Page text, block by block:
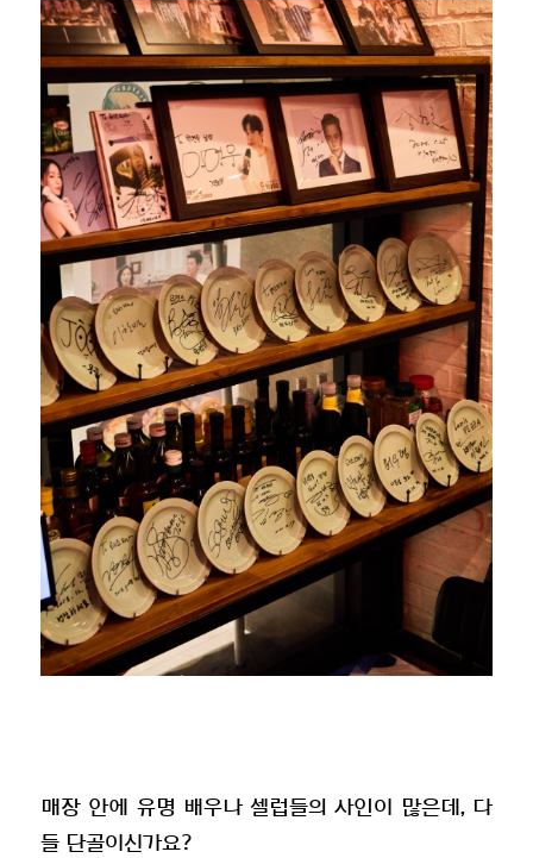
매장 안에 유명 배우나 셀럽들의 사인이 많은데, 다
들 단골이신가요?